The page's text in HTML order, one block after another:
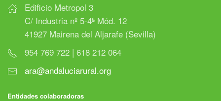
Edificio Metropol 3
C/ Industria nº 5-4ª Mód. 12
41927 Mairena del Aljarafe (Sevilla)
954 769 722 | 618 212 064
ara@andaluciarural.org
Entidades colaboradoras